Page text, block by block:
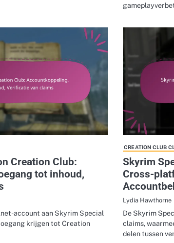
Creation Club:
tot inhoud,
account aan Skyrim Special
krijgen tot Creation
CREATION CLUB
Skyrim
Cross-
Lydia Hawthorne
De Skyrim
claims,
delen tussen